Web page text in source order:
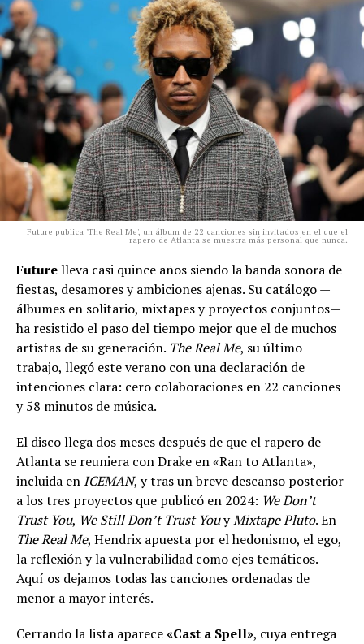
Future publica 'The Real Me', un álbum de 22 canciones sin invitados en el que el
rapero de Atlanta se muestra más personal que nunca.
Futurelleva casi quince años siendo la banda sonora de
fiestas, desamores y ambiciones ajenas. Su catálogo —
álbumes en solitario, mixtapes y proyectos conjuntos—
ha resistido el paso del tiempo mejor que el de muchos
artistas de su generación. The Real Me, su último
trabajo, llegó este verano con una declaración de
intenciones clara: cero colaboraciones en 22 canciones
y 58 minutos de música.
El disco llega dos meses después de que el rapero de
Atlanta se reuniera con Drake en «Ran to Atlanta»,
incluida en ICEMAN, y tras un breve descanso posterior
a los tres proyectos que publicó en 2024: We Don’t
Trust You, We Still Don’t Trust YouyMixtape Pluto. En
The Real Me, Hendrix apuesta por el hedonismo, el ego,
la reflexión y la vulnerabilidad como ejes temáticos.
Aquí os dejamos todas las canciones ordenadas de
menor a mayor interés.
Cerrando la lista aparece«Cast a Spell», cuya entrega